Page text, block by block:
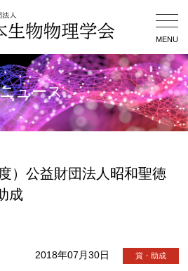
MENU
ュース
）公益財団法人昭和聖徳
成
2018年07月30日 賞・助成